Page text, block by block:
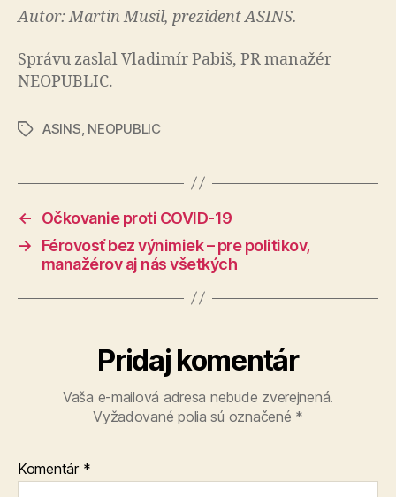
Autor: Martin Musil, prezident ASINS.
Správu zaslal Vladimír Pabiš, PR manažér
NEOPUBLIC.
ZnačkyASINS NEOPUBLIC
←
Očkovanie proti COVID-19
→
Férovosť bez výnimiek – pre politikov,
manažérov aj nás všetkých
Pridaj komentár
Vaša e-mailová adresa nebude zverejnená.
Vyžadované polia sú označené *
Komentár *